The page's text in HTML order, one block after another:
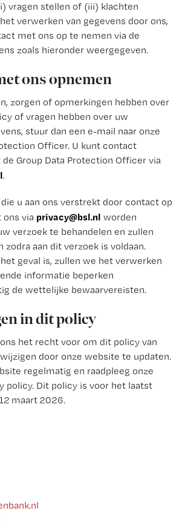
vragen stellen of (iii) klachten
verwerken van gegevens door ons,
met ons op te nemen via de
zoals hieronder weergegeven.
ons opnemen
zorgen of opmerkingen hebben over
of vragen hebben over uw
stuur dan een e-mail naar onze
Officer. U kunt contact
Group Data Protection Officer via
.
u aan ons verstrekt door contact op
via privacy@bsl.nl worden
verzoek te behandelen en zullen
zodra aan dit verzoek is voldaan.
geval is, zullen we het verwerken
informatie beperken
de wettelijke bewaarvereisten.
in dit policy
het recht voor om dit policy van
door onze website te updaten.
regelmatig en raadpleeg onze
policy. Dit policy is voor het laatst
maart 2026.